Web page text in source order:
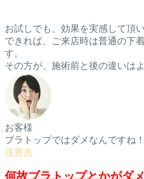
お試しでも、効果を実感して頂
できれば、ご来店時は普通の下
す。
その方が、施術前と後の違いは
お客様
ブラトップではダメなんですね！
何故ブラトップとかがダ